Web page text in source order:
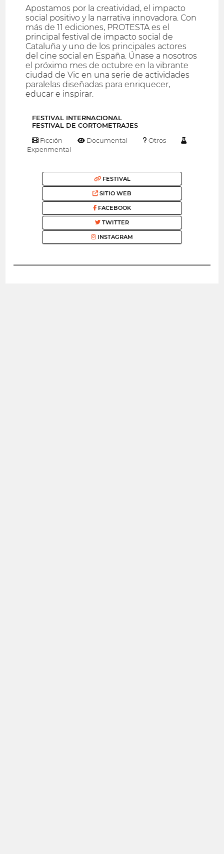
Apostamos por la creatividad, el impacto
social positivo y la narrativa innovadora. Con
más de 11 ediciones, PROTESTA es el
principal festival de impacto social de
Cataluña y uno de los principales actores
del cine social en España. Únase a nosotros
el próximo mes de octubre en la vibrante
ciudad de Vic en una serie de actividades
paralelas diseñadas para enriquecer,
educar e inspirar.
FESTIVAL INTERNACIONAL
FESTIVAL DE CORTOMETRAJES
Ficción Documental
Otros
Experimental
FESTIVAL
SITIO WEB
FACEBOOK
TWITTER
INSTAGRAM